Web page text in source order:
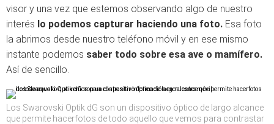
visor y una vez que estemos observando algo de nuestro
interés lo podemos capturar haciendo una foto. Esa foto
la abrimos desde nuestro teléfono móvil y en ese mismo
instante podemos saber todo sobre esa ave o mamífero.
Así de sencillo.
Los Swarovski Optik dG son un dispositivo óptico de largo alcance
que permite hacerfotos de todo aquello que vemos para contrastar